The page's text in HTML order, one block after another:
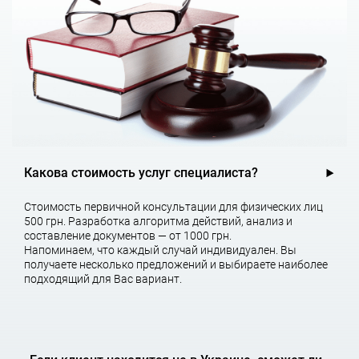
КАКИЕ ПРОБЛЕМЫ РЕШАЕТ ПОСТАНОВКА
НАЛОГОВОГО УЧЕТА?
Постановка налогового учета, проведенная специалистами
компании AGTL Харьков, Киев, Одесса, позволяет решить
следующие проблемы:
расчетов по налогам на предприятии.
правильные управленческие решения.
Будут минимизированы риски при налогообложении
Вашего предприятия.
Организация налогового учета на предприятии – основа
налогового планирования на Вашем предприятии.
Какова стоимость услуг специалиста?
Стоимость первичной консультации для физических лиц
500 грн. Разработка алгоритма действий, анализ и
составление документов — от 1000 грн.
Напоминаем, что каждый случай индивидуален. Вы
получаете несколько предложений и выбираете наиболее
подходящий для Вас вариант.